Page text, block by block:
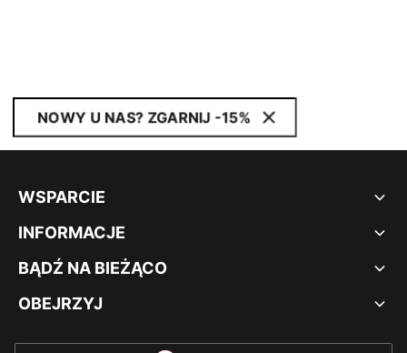
NOWY U NAS? ZGARNIJ -15%
WSPARCIE
INFORMACJE
BĄDŹ NA BIEŻĄCO
OBEJRZYJ